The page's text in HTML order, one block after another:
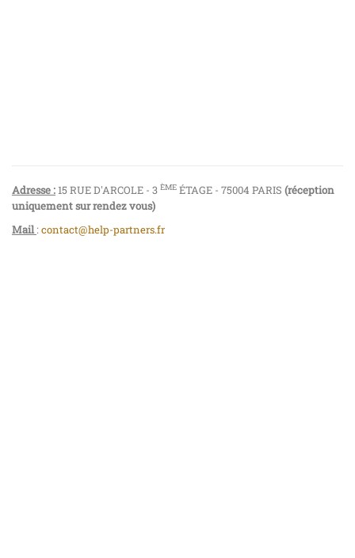
Adresse :15 RUE D'ARCOLE - 3 ÈME ÉTAGE - 75004 PARIS (réception
uniquement sur rendez vous)
Mail: contact@help-partners.fr